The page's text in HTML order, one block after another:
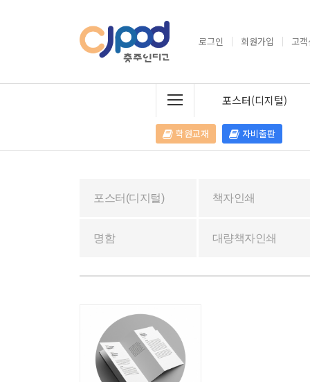
로그인 회원가입 고
포스터(디지털)
학원교재 자비출판
포스터(디지털) 책자인쇄
명함 대량책자인쇄